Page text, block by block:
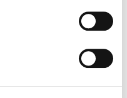
clarification, including